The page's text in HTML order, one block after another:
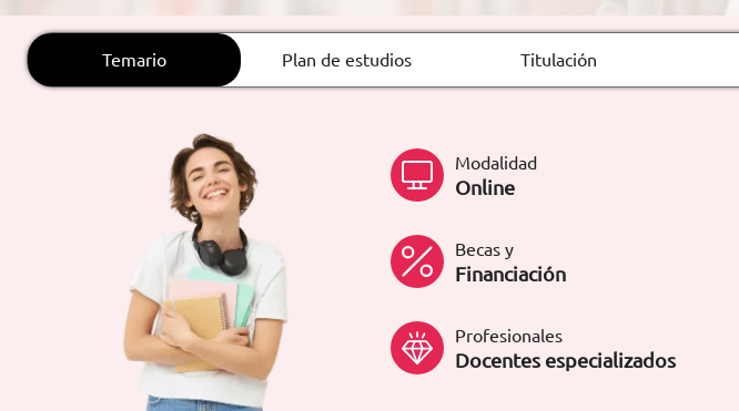
LABORAL
(gratuito en
formacion@euroinnova.com
TRABAJA CON NOSOTROS
Temario Plan de estudios Titulación
Modalidad
Online
Becas y
Financiación
Profesionales
Docentes especializados